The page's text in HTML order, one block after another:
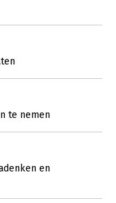
te nemen
en